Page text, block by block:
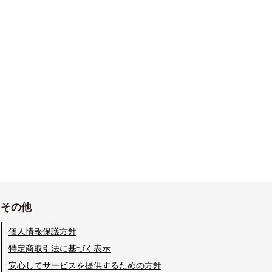
その他
個人情報保護方針
特定商取引法に基づく表示
安心してサービスを提供するための方針